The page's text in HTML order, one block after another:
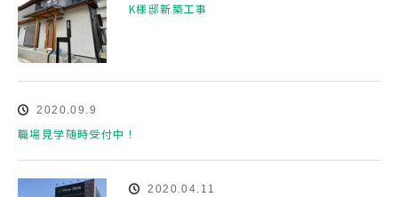
K様邸新築工事
2020.09.9
職場見学随時受付中！
2020.04.11